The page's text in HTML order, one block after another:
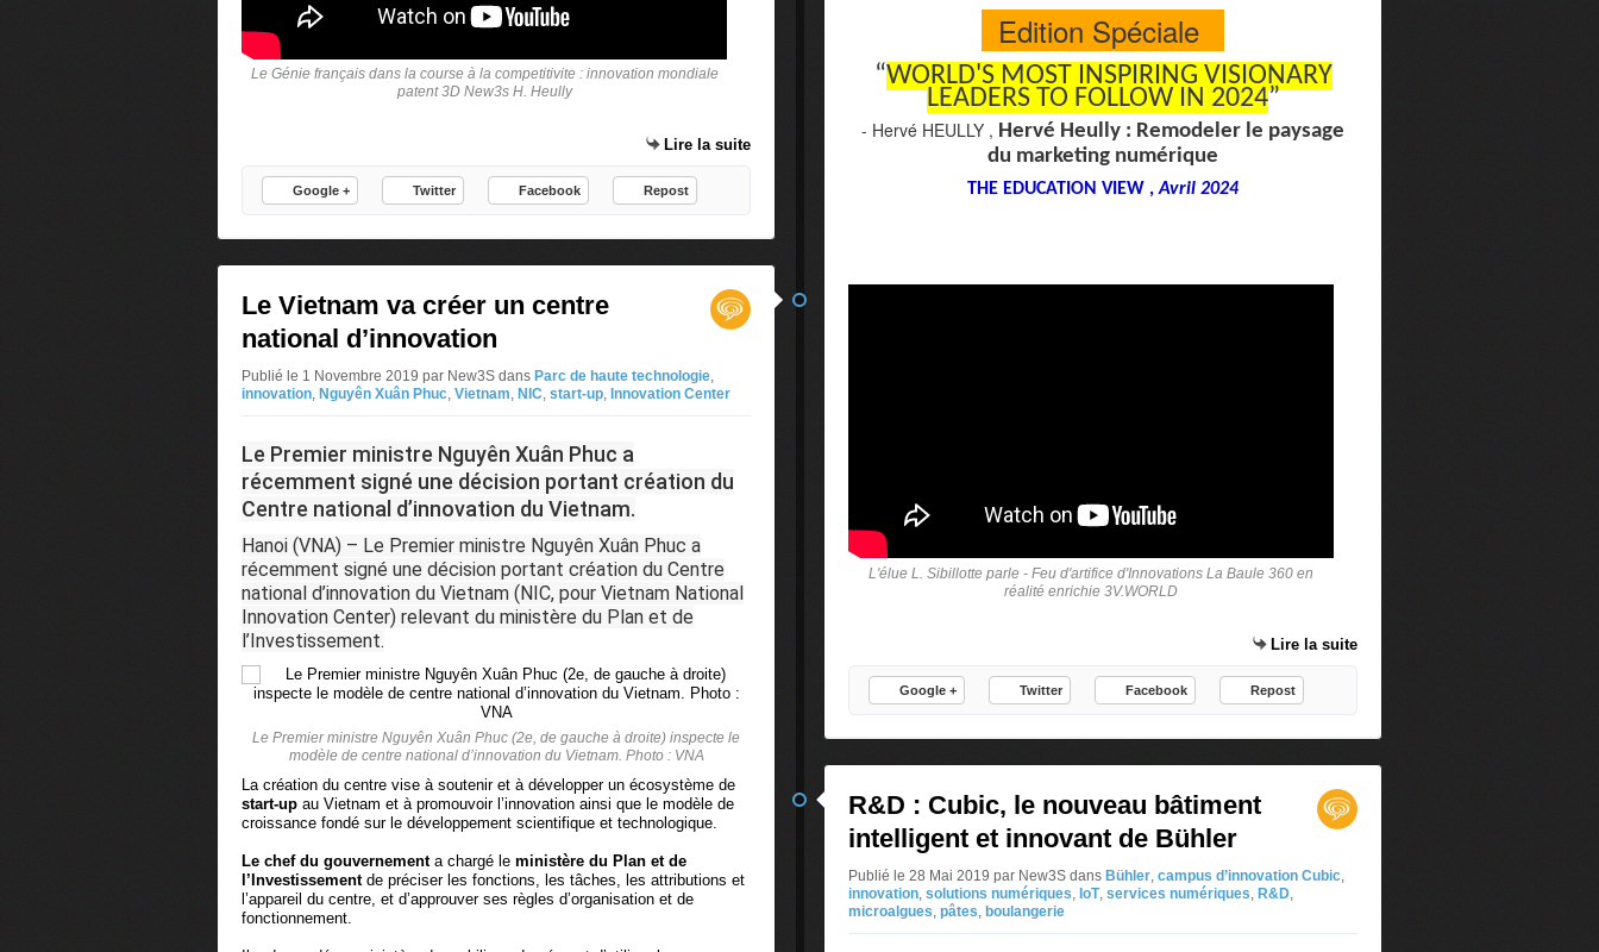
Le Génie français dans la course à la competitivite : innovation mondiale
patent 3D New3s H. Heully
Lire la suite
Google + Twitter Facebook Repost
Le Vietnam va créer un centre
national d’innovation
Publié le 1 Novembre 2019 par New3S dans Parc de haute technologie,
innovation, Nguyên Xuân Phuc, Vietnam, NIC, start-up, Innovation Center
Le Premier ministre Nguyên Xuân Phuc a
récemment signé une décision portant création du
Centre national d’innovation du Vietnam.
Hanoi (VNA) – Le Premier ministre Nguyên Xuân Phuc a
récemment signé une décision portant création du Centre
national d’innovation du Vietnam (NIC, pour Vietnam National
Innovation Center) relevant du ministère du Plan et de
l’Investissement.
Le Premier ministre Nguyên Xuân Phuc (2e, de gauche à droite) inspecte le
modèle de centre national d’innovation du Vietnam. Photo : VNA
La création du centre vise à soutenir et à développer un écosystème de
start-up au Vietnam et à promouvoir l’innovation ainsi que le modèle de
croissance fondé sur le développement scientifique et technologique.
Le chef du gouvernementa chargé le ministère du Plan et de
l’Investissementde préciser les fonctions, les tâches, les attributions et
l’appareil du centre, et d’approuver ses règles d’organisation et de
fonctionnement.
Edition Spéciale
“WORLD'S MOST INSPIRING VISIONARY
LEADERS TO FOLLOW IN 2024”
- Hervé HEULLY , Hervé Heully : Remodeler le paysage
du marketing numérique
THE EDUCATION VIEW , Avril 2024
L'élue L. Sibillotte parle - Feu d'artifice d'Innovations La Baule 360 en
réalité enrichie 3V.WORLD
Lire la suite
Google + Twitter Facebook Repost
R&D : Cubic, le nouveau bâtiment
intelligent et innovant de Bühler
Publié le 28 Mai 2019 par New3S dans Bühler campus d’innovation Cubic
innovation solutions numériques IoT, services numériques R&D
microalgues pâtes boulangerie